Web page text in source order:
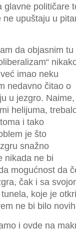
glavne političare
ne upuštaju u
da objasnim tu
imao neku
nedavno čitao o
u jezgro. Naime,
helijuma,
i tako
je što
snažno
nikada ne bi
mogućnost da
čak i sa
koje je
ne bi bilo
i ovde na